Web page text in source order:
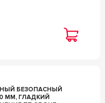
БЕЗОПАСНЫЙ
ММ, ГЛАДКИЙ